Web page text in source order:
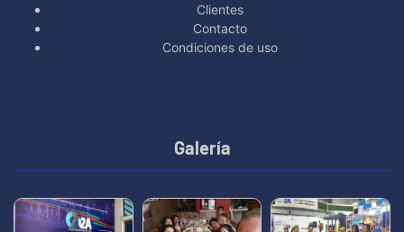
Clientes
Contacto
Condiciones de uso
Galería